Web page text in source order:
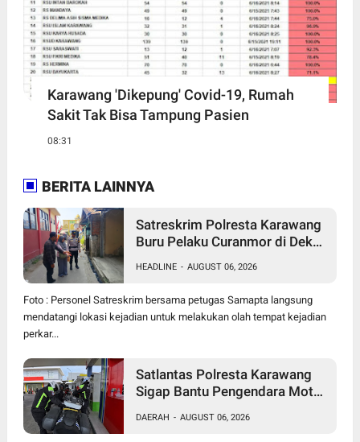
Karawang 'Dikepung' Covid-19, Rumah
Sakit Tak Bisa Tampung Pasien
08:31
BERITA LAINNYA
Satreskrim Polresta Karawang
Buru Pelaku Curanmor di Dekat
Rugi Rp19 Juta
HEADLINE - AUGUST 06, 2026
Foto : Personel Satreskrim bersama petugas Samapta langsung
mendatangi lokasi kejadian untuk melakukan olah tempat kejadian
perkar...
Satlantas Polresta Karawang
Sigap Bantu Pengendara Motor
Apresiasi
DAERAH - AUGUST 06, 2026